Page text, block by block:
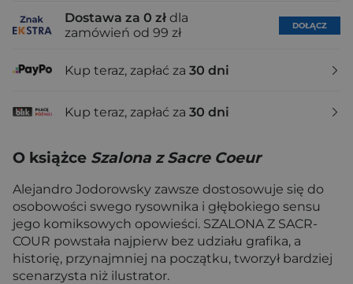
Dostawa za 0 zł dla
zamówień od 99 zł
DOŁĄCZ
Kup teraz, zapłać za 30 dni
Kup teraz, zapłać za 30 dni
O książce Szalona z Sacre Coeur
Alejandro Jodorowsky zawsze dostosowuje się do
osobowości swego rysownika i głębokiego sensu
jego komiksowych opowieści. SZALONA Z SACR-
COUR powstała najpierw bez udziału grafika, a
historię, przynajmniej na początku, tworzył bardziej
scenarzysta niż ilustrator.